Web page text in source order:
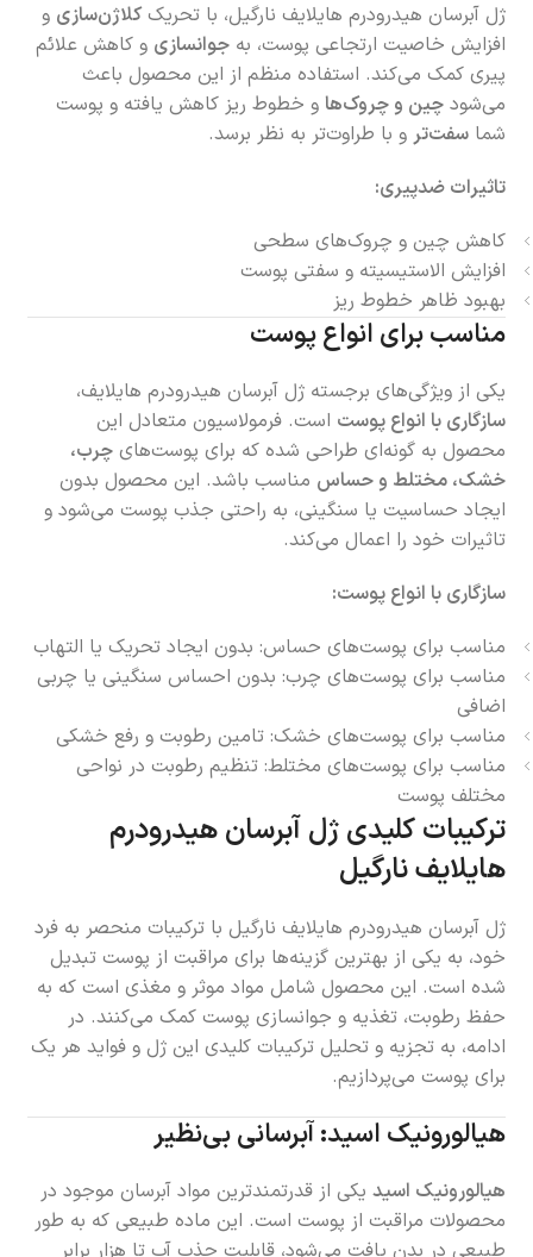
ژل آبرسان هیدرودرم هایلایف نارگیل، با تحریککلاژن‌سازی و
افزایش خاصیت ارتجاعی پوست، بهجوانسازی و کاهش علائم
پیری کمک می‌کند. استفاده منظم از این محصول باعث
می‌شودچین و چروک‌ها و خطوط ریز کاهش یافته و پوست
شماسفت‌تر و با طراوت‌تر به نظر برسد.
تاثیرات ضدپیری:
کاهش چین و چروک‌های سطحی
افزایش الاستیسیته و سفتی پوست
بهبود ظاهر خطوط ریز
مناسب برای انواع پوست
یکی از ویژگی‌های برجسته ژل آبرسان هیدرودرم هایلایف،
سازگاری با انواع پوست است. فرمولاسیون متعادل این
محصول به گونه‌ای طراحی شده که برای پوست‌هایچرب،
خشک، مختلط و حساس مناسب باشد. این محصول بدون
ایجاد حساسیت یا سنگینی، به راحتی جذب پوست می‌شود و
تاثیرات خود را اعمال می‌کند.
سازگاری با انواع پوست:
مناسب برای پوست‌های حساس: بدون ایجاد تحریک یا التهاب
مناسب برای پوست‌های چرب: بدون احساس سنگینی یا چربی
اضافی
مناسب برای پوست‌های خشک: تامین رطوبت و رفع خشکی
مناسب برای پوست‌های مختلط: تنظیم رطوبت در نواحی
مختلف پوست
ترکیبات کلیدی ژل آبرسان هیدرودرم
هایلایف نارگیل
ژل آبرسان هیدرودرم هایلایف نارگیل با ترکیبات منحصر به فرد
خود، به یکی از بهترین گزینه‌ها برای مراقبت از پوست تبدیل
شده است. این محصول شامل مواد موثر و مغذی است که به
حفظ رطوبت، تغذیه و جوانسازی پوست کمک می‌کنند. در
ادامه، به تجزیه و تحلیل ترکیبات کلیدی این ژل و فواید هر یک
برای پوست می‌پردازیم.
هیالورونیک اسید: آبرسانی بی‌نظیر
هیالورونیک اسید یکی از قدرتمندترین مواد آبرسان موجود در
محصولات مراقبت از پوست است. این ماده طبیعی که به طور